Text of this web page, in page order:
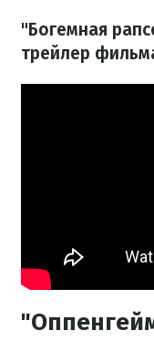
"Богемная
трейлер